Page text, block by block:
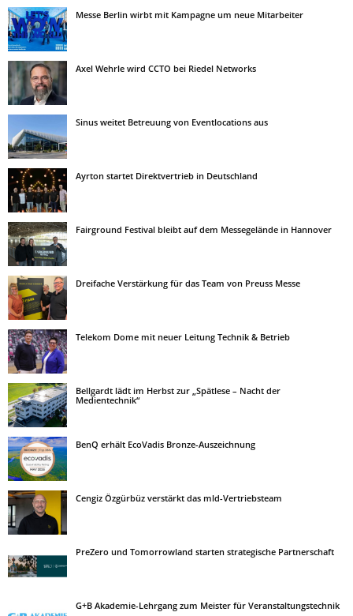
Messe Berlin wirbt mit Kampagne um neue Mitarbeiter
Axel Wehrle wird CCTO bei Riedel Networks
Sinus weitet Betreuung von Eventlocations aus
Ayrton startet Direktvertrieb in Deutschland
Fairground Festival bleibt auf dem Messegelände in Hannover
Dreifache Verstärkung für das Team von Preuss Messe
Telekom Dome mit neuer Leitung Technik & Betrieb
Bellgardt lädt im Herbst zur „Spätlese – Nacht der
Medientechnik“
BenQ erhält EcoVadis Bronze-Auszeichnung
Cengiz Özgürbüz verstärkt das mld-Vertriebsteam
PreZero und Tomorrowland starten strategische Partnerschaft
G+B Akademie-Lehrgang zum Meister für Veranstaltungstechnik